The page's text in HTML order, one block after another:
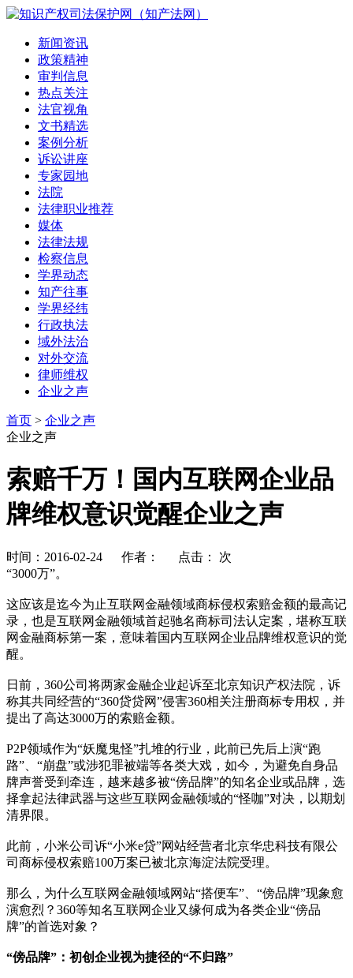
新闻资讯
政策精神
审判信息
热点关注
法官视角
文书精选
案例分析
诉讼讲座
专家园地
法院
法律职业推荐
媒体
法律法规
检察信息
学界动态
知产往事
学界经纬
行政执法
域外法治
对外交流
律师维权
企业之声
首页 > 企业之声
企业之声
索赔千万！国内互联网企业品
牌维权意识觉醒企业之声
时间：2016-02-24 作者： 点击：
次
“3000万”。
这应该是迄今为止互联网金融领域商标侵权索赔金额的最高记
录，也是互联网金融领域首起驰名商标司法认定案，堪称互联
网金融商标第一案，意味着国内互联网企业品牌维权意识的觉
醒。
日前，360公司将两家金融企业起诉至北京知识产权法院，诉
称其共同经营的“360贷贷网”侵害360相关注册商标专用权，并
提出了高达3000万的索赔金额。
P2P领域作为“妖魔鬼怪”扎堆的行业，此前已先后上演“跑
路”、“崩盘”或涉犯罪被端等各类大戏，如今，为避免自身品
牌声誉受到牵连，越来越多被“傍品牌”的知名企业或品牌，选
择拿起法律武器与这些互联网金融领域的“怪咖”对决，以期划
清界限。
此前，小米公司诉“小米e贷”网站经营者北京华忠科技有限公
司商标侵权索赔100万案已被北京海淀法院受理。
那么，为什么互联网金融领域网站“搭便车”、“傍品牌”现象愈
演愈烈？360等知名互联网企业又缘何成为各类企业“傍品
牌”的首选对象？
“傍品牌”：初创企业视为捷径的“不归路”